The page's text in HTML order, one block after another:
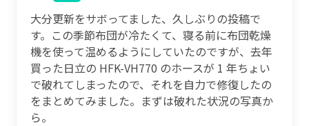
大分更新をサボってました、久しぶりの投稿で
す。この季節布団が冷たくて、寝る前に布団乾燥
機を使って温めるようにしていたのですが、去年
買った日立の HFK-VH770 のホースが 1 年ちょい
で破れてしまったので、それを自力で修復したの
をまとめてみました。まずは破れた状況の写真か
ら。